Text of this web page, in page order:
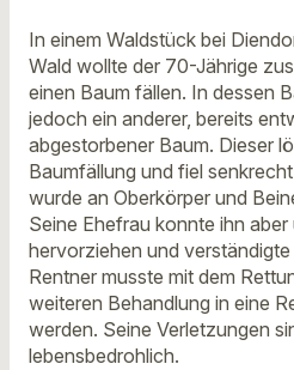
In einem Waldstück bei
Wald wollte der 70-Jährige
einen Baum fällen. In dessen
jedoch ein anderer, bereits
abgestorbener Baum. Dieser
Baumfällung und fiel
wurde an Oberkörper und
Seine Ehefrau konnte ihn
hervorziehen und
Rentner musste mit dem
weiteren Behandlung in eine
werden. Seine Verletzungen
lebensbedrohlich.